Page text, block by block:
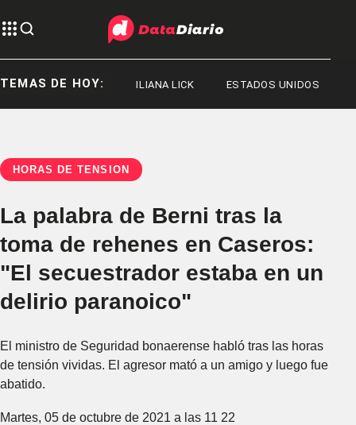
TEMAS DE HOY:
JORGE MESSI ILIANA LICK ESTADOS UNIDOS
HORAS DE TENSIÓN
La palabra de Berni tras la
toma de rehenes en Caseros:
"El secuestrador estaba en un
delirio paranoico"
El ministro de Seguridad bonaerense habló tras las horas
de tensión vividas. El agresor mató a un amigo y luego fue
abatido.
Martes, 05 de octubre de 2021 a las 11 22